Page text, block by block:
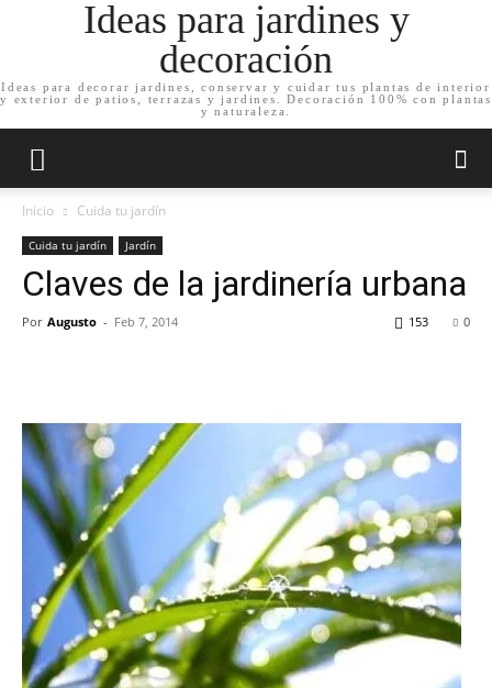
Ideas para jardines y
decoración
Ideas para decorar jardines, conservar y cuidar tus plantas de interior
y exterior de patios, terrazas y jardines. Decoración 100% con plantas
y naturaleza.
Inicio Cuida tu jardín
Cuida tu jardín Jardín
Claves de la jardinería urbana
Por Augusto - Feb 7, 2014 0
153